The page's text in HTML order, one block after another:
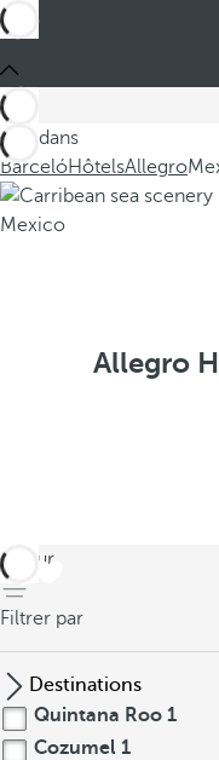
Ces dans
BarcelóHôtelsAllegro
Allegro
retour
Filtrer par
Destinations
Quintana Roo 1
Cozumel 1